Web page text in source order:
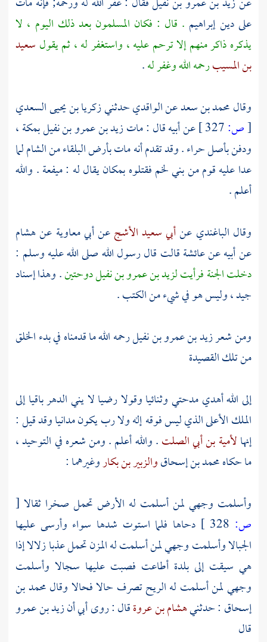
على دينإبراهيم . قال : فكان المسلمون بعد ذلك اليوم ، لا
يذكره ذاكر منهم إلا ترحم عليه ، واستغفر له ، ثم يقول سعيد
بن المسيبرحمه الله وغفر له.
وقالمحمد بن سعدعنالواقديحدثنيزكريا بن يحيى السعدي
[ص: عن أبيه قال : ماتزيد بن عمرو بن نفيلبمكة ،
ودفن بأصلحراء. وقد تقدم أنه مات بأرضالبلقاءمنالشاملما
عدا عليه قوم منبني لخمفقتلوه بمكان يقال له : ميفعة . والله
أعلم .
وقال الباغندي عنأبي سعيد الأشجعنأبي معاوية عنهشام
عن أبيه عنعائشةقالت قال رسول الله صلى الله عليه وسلم :
دخلت الجنة فرأيتلزيد بن عمرو بن نفيلدوحتين. وهذا إسناد
جيد ، وليس هو في شيء من الكتب .
ومن شعرزيد بن عمرو بن نفيلرحمه الله ما قدمناه في بدء الخلق
من تلك القصيدة
إلى الله أهدي مدحتي وثنائيا وقولا رضيا لا يني الدهر باقيا إلى
الملك الأعلى الذي ليس فوقه إله ولا رب يكون مدانيا وقد قيل :
إنهالأمية بن أبي الصلت. والله أعلم . ومن شعره في التوحيد ،
ما حكاهمحمد بن إسحاقوالزبير بن بكاروغيرهما :
وأسلمت وجهي لمن أسلمت له الأرض تحمل صخرا ثقالا [
ص:
دحاها فلما استوت شدها سواء وأرسى عليها
الجبالا وأسلمت وجهي لمن أسلمت له المزن تحمل عذبا زلالا إذا
هي سيقت إلى بلدة أطاعت فصبت عليها سجالا وأسلمت
وجهي لمن أسلمت له الريح تصرف حالا فحالا وقالمحمد بن
إسحاق : حدثنيهشام بن عروةقال : روى أبي أنزيد بن عمرو
قال